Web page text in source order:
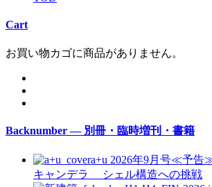
Cart
お買い物カゴに商品がありません。
Backnumber — 別冊・臨時増刊・書籍
a+u 2026年9月号≪予告
キャンデラ シェル構造への挑戦